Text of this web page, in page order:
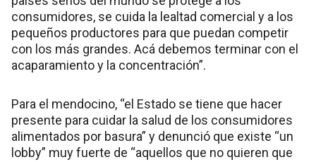
consumidores, se cuida la lealtad comercial y a los
pequeños productores para que puedan competir
con los más grandes. Acá debemos terminar con el
acaparamiento y la concentración”.
Para el mendocino, “el Estado se tiene que hacer
presente para cuidar la salud de los consumidores
alimentados por basura” y denunció que existe “un
lobby” muy fuerte de “aquellos que no quieren que